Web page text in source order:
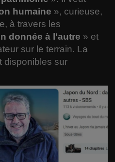
humaine », curieuse,
à travers les
donnée à l'autre » et
sur le terrain. La
disponibles sur